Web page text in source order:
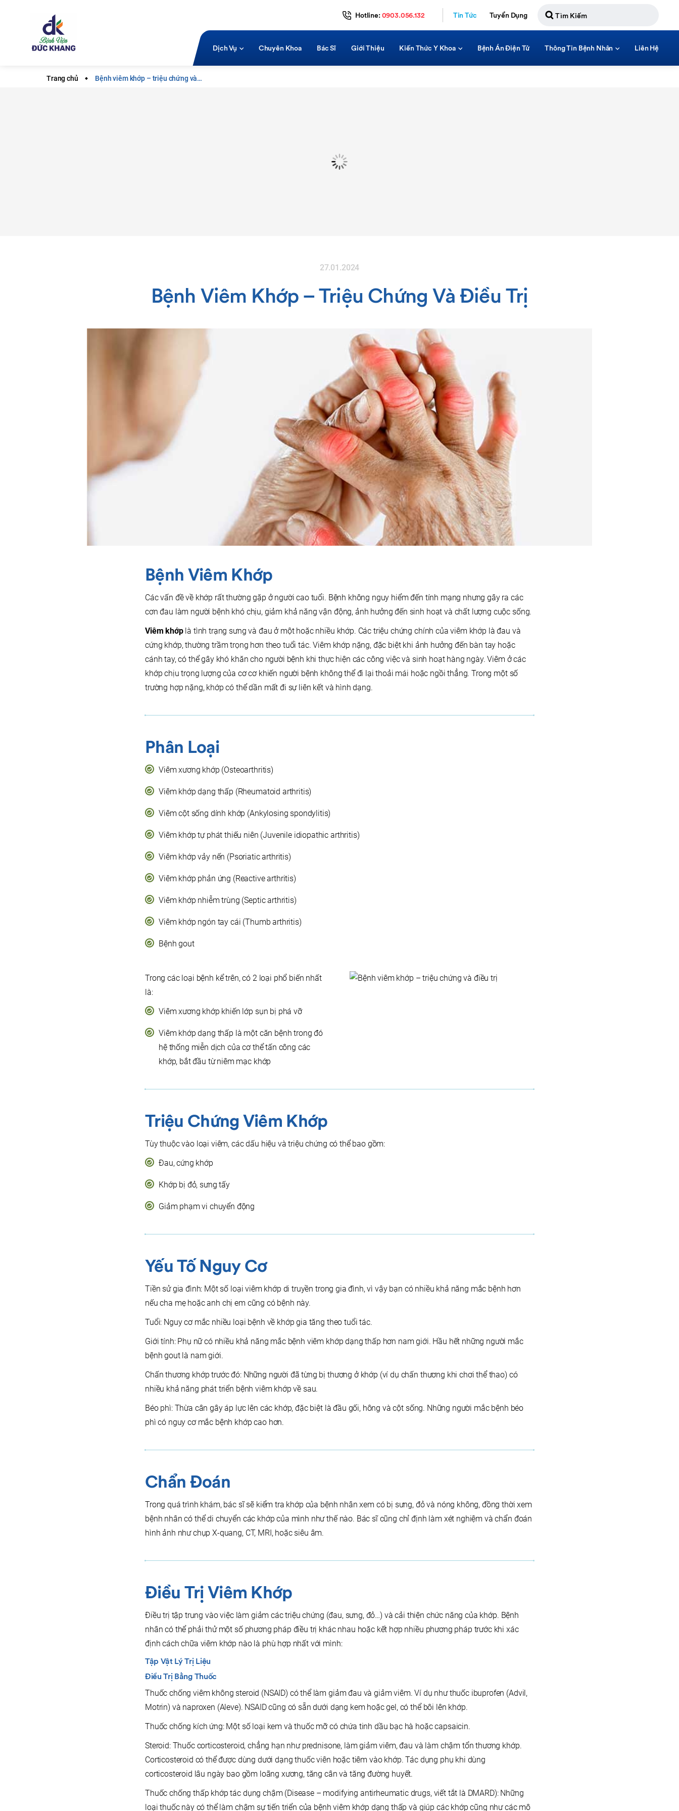
Trang chủ Bệnh viêm khớp – triệu chứng và…
Hotline:0903.056.132 Tin Tức Tuyển Dụng
Dịch Vụ Chuyên Khoa Bác Sĩ Giới Thiệu Kiến Thức Y Khoa Bệnh Án Điện Tử Thông Tin Bệnh Nhân Liên Hệ
27.01.2024
Bệnh Viêm Khớp – Triệu Chứng Và Điều Trị
Bệnh Viêm Khớp
Các vấn đề về khớp rất thường gặp ở người cao tuổi. Bệnh không nguy hiểm đến tính mạng nhưng gây ra các
cơn đau làm người bệnh khó chịu, giảm khả năng vận động, ảnh hưởng đến sinh hoạt và chất lượng cuộc sống.
Viêm khớplà tình trạng sưng và đau ở một hoặc nhiều khớp. Các triệu chứng chính của viêm khớp là đau và
cứng khớp, thường trầm trọng hơn theo tuổi tác. Viêm khớp nặng, đặc biệt khi ảnh hưởng đến bàn tay hoặc
cánh tay, có thể gây khó khăn cho người bệnh khi thực hiện các công việc và sinh hoạt hàng ngày. Viêm ở các
khớp chịu trọng lượng của cơ cơ khiến người bệnh không thể đi lại thoải mái hoặc ngồi thẳng. Trong một số
trường hợp nặng, khớp có thể dần mất đi sự liên kết và hình dạng.
Phân Loại
Viêm xương khớp (Osteoarthritis)
Viêm khớp dạng thấp (Rheumatoid arthritis)
Viêm cột sống dính khớp (Ankylosing spondylitis)
Viêm khớp tự phát thiếu niên (Juvenile idiopathic arthritis)
Viêm khớp vảy nến (Psoriatic arthritis)
Viêm khớp phản ứng (Reactive arthritis)
Viêm khớp nhiễm trùng (Septic arthritis)
Viêm khớp ngón tay cái (Thumb arthritis)
Bệnh gout
Trong các loại bệnh kể trên, có 2 loại phổ biến nhất
là:
Viêm xương khớp khiến lớp sụn bị phá vỡ
Viêm khớp dạng thấp là một căn bệnh trong đó
hệ thống miễn dịch của cơ thể tấn công các
khớp, bắt đầu từ niêm mạc khớp
TRiệu Chứng Viêm Khớp
Tùy thuộc vào loại viêm, các dấu hiệu và triệu chứng có thể bao gồm:
Đau, cứng khớp
Khớp bị đỏ, sưng tấy
Giảm phạm vi chuyển động
Yếu Tố Nguy Cơ
Tiền sử gia đình: Một số loại viêm khớp di truyền trong gia đình, vì vậy bạn có nhiều khả năng mắc bệnh hơn
nếu cha mẹ hoặc anh chị em cũng có bệnh này.
Tuổi: Nguy cơ mắc nhiều loại bệnh về khớp gia tăng theo tuổi tác.
Giới tính: Phụ nữ có nhiều khả năng mắc bệnh viêm khớp dạng thấp hơn nam giới. Hầu hết những người mắc
bệnh gout là nam giới.
Chấn thương khớp trước đó: Những người đã từng bị thương ở khớp (ví dụ chấn thương khi chơi thể thao) có
nhiều khả năng phát triển bệnh viêm khớp về sau.
Béo phì: Thừa cân gây áp lực lên các khớp, đặc biệt là đầu gối, hông và cột sống. Những người mắc bệnh béo
phì có nguy cơ mắc bệnh khớp cao hơn.
Chẩn Đoán
Trong quá trình khám, bác sĩ sẽ kiểm tra khớp của bệnh nhân xem có bị sưng, đỏ và nóng không, đồng thời xem
bệnh nhân có thể di chuyển các khớp của mình như thế nào. Bác sĩ cũng chỉ định làm xét nghiệm và chẩn đoán
hình ảnh như chụp X-quang, CT, MRI, hoặc siêu âm.
Điều Trị Viêm Khớp
Điều trị tập trung vào việc làm giảm các triệu chứng (đau, sưng, đỏ…) và cải thiện chức năng của khớp. Bệnh
nhân có thể phải thử một số phương pháp điều trị khác nhau hoặc kết hợp nhiều phương pháp trước khi xác
định cách chữa viêm khớp nào là phù hợp nhất với mình:
Tập Vật Lý Trị Liệu
Điều Trị Bằng Thuốc
Thuốc chống viêm không steroid (NSAID) có thể làm giảm đau và giảm viêm. Ví dụ như thuốc ibuprofen (Advil,
Motrin) và naproxen (Aleve). NSAID cũng có sẵn dưới dạng kem hoặc gel, có thể bôi lên khớp.
Thuốc chống kích ứng: Một số loại kem và thuốc mỡ có chứa tinh dầu bạc hà hoặc capsaicin.
Steroid: Thuốc corticosteroid, chẳng hạn như prednisone, làm giảm viêm, đau và làm chậm tổn thương khớp.
Corticosteroid có thể được dùng dưới dạng thuốc viên hoặc tiêm vào khớp. Tác dụng phụ khi dùng
corticosteroid lâu ngày bao gồm loãng xương, tăng cân và tăng đường huyết.
Thuốc chống thấp khớp tác dụng chậm (Disease – modifying antirheumatic drugs, viết tắt là DMARD): Những
loại thuốc này có thể làm chậm sự tiến triển của bệnh viêm khớp dạng thấp và giúp các khớp cũng như các mô